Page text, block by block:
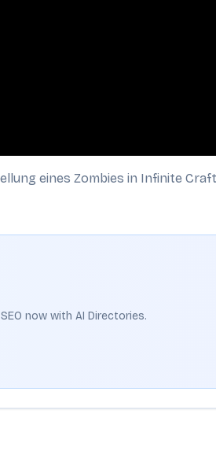
eines Zombies in Infinite
now with AI Directories.